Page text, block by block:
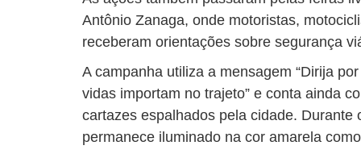
Antônio Zanaga, onde motoristas,
receberam orientações sobre segurança
A campanha utiliza a mensagem “Dirija
vidas importam no trajeto” e conta ainda
cartazes espalhados pela cidade. Durante
permanece iluminado na cor amarela